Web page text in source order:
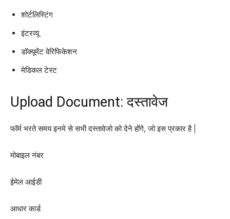
शोर्टलिस्टिंग
इंटरव्यू
डॉक्यूमेंट वेरिफिकेशन
मेडिकल टेस्ट
Upload Document: दस्तावेज
फॉर्म भरते समय इनमे से सभी दस्तावेजो को देने होंगे, जो इस प्रकार है |
मोबाइल नंबर
ईमेल आईडी
आधार कार्ड